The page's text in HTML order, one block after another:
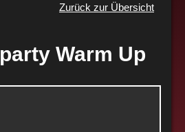
Zurück zur Übersicht
Warm Up